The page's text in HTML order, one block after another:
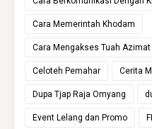
Cara Memerintah Khodam
Cara Mengakses Tuah
Celoteh Pemahar Cerita
Dupa Tjap Raja Omyang
Event Lelang dan Promo